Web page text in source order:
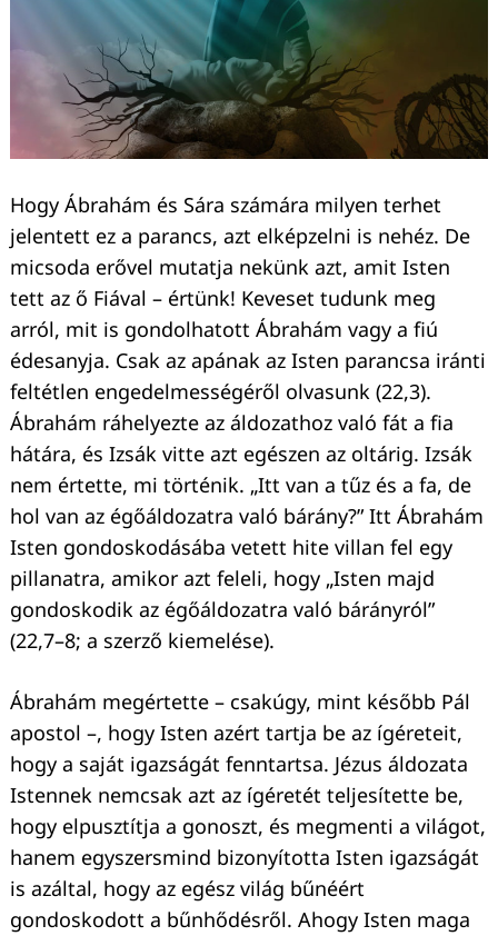
Hogy Ábrahám és Sára számára milyen terhet
jelentett ez a parancs, azt elképzelni is nehéz. De
micsoda erővel mutatja nekünk azt, amit Isten
tett az ő Fiával – értünk! Keveset tudunk meg
arról, mit is gondolhatott Ábrahám vagy a fiú
édesanyja. Csak az apának az Isten parancsa iránti
feltétlen engedelmességéről olvasunk (22,3).
Ábrahám ráhelyezte az áldozathoz való fát a fia
hátára, és Izsák vitte azt egészen az oltárig. Izsák
nem értette, mi történik. „Itt van a tűz és a fa, de
hol van az égőáldozatra való bárány?” Itt Ábrahám
Isten gondoskodásába vetett hite villan fel egy
pillanatra, amikor azt feleli, hogy „Isten majd
gondoskodik az égőáldozatra való bárányról”
(22,7–8; a szerző kiemelése).
Ábrahám megértette – csakúgy, mint később Pál
apostol –, hogy Isten azért tartja be az ígéreteit,
hogy a saját igazságát fenntartsa. Jézus áldozata
Istennek nemcsak azt az ígéretét teljesítette be,
hogy elpusztítja a gonoszt, és megmenti a világot,
hanem egyszersmind bizonyította Isten igazságát
is azáltal, hogy az egész világ bűnéért
gondoskodott a bűnhődésről. Ahogy Isten maga
Keresés: